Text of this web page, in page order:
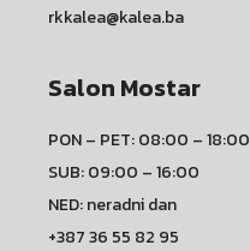
rkkalea@kalea.ba
Salon Mostar
PON – PET: 08:00 – 18:00
SUB: 09:00 – 16:00
NED: neradni dan
+387 36 55 82 95